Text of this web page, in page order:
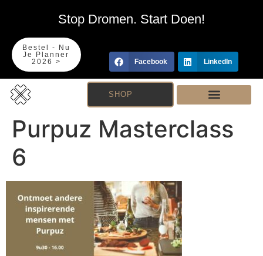
Stop Dromen. Start Doen!
Bestel - Nu
Je Planner
2026 >
Facebook LinkedIn
SHOP
Purpuz Masterclass
6